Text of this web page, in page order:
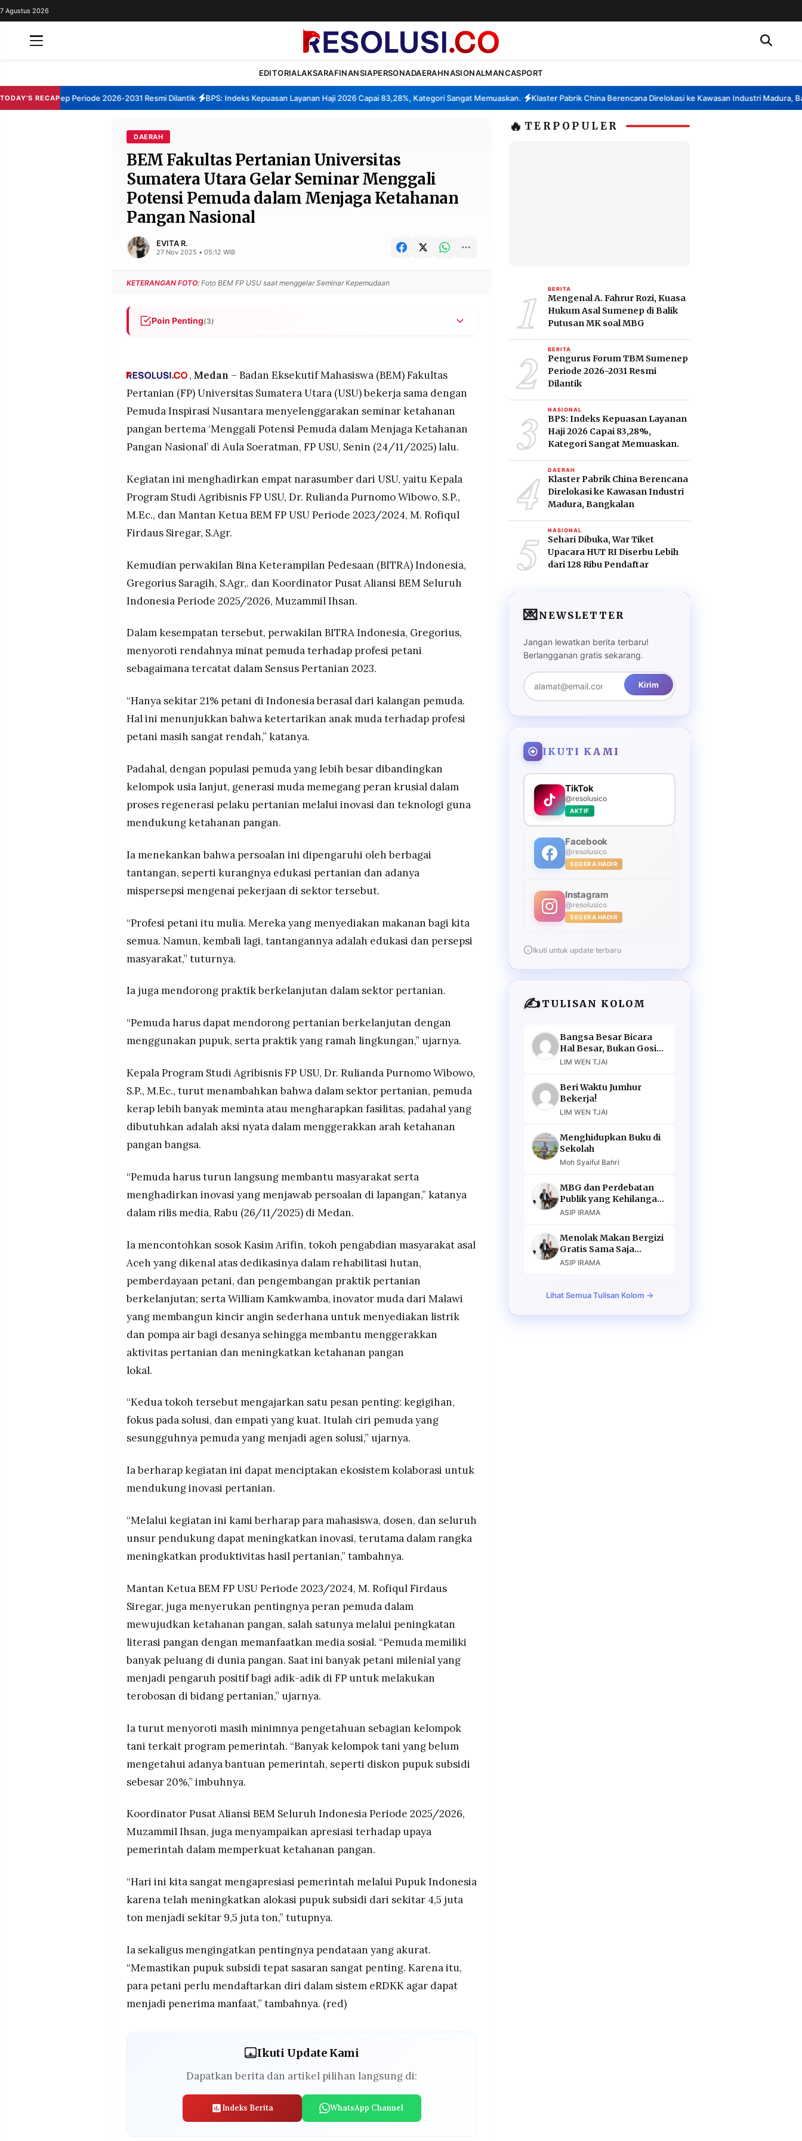
REDAKSI
7 Agustus 2026
EDITORIALAKSARAFINANSIAPERSONADAERAHNASIONALMANCASPORT
TODAY'S RECAP
Sumenep Periode 2026-2031 Resmi Dilantik• BPS: Indeks Kepuasan Layanan Haji 2026 Capai 83,28%, Kategori Sangat Memuaskan.• Klaster Pabrik China Berencana Direlokasi ke Kawasan Industri Madura,
DAERAH
BEM Fakultas Pertanian Universitas
Sumatera Utara Gelar Seminar Menggali
Potensi Pemuda dalam Menjaga Ketahanan
Pangan Nasional
EVITA R.
27 Nov 2025 • 05:12 WIB
KETERANGAN FOTO: Foto BEM FP USU saat menggelar Seminar Kepemudaan
Poin Penting(3)
regenerasi, inovasi, dan edukasi pertanian berkelanjutan.
Para pemateri menekankan aksi nyata pemuda, literasi pangan, pemanfaatan
teknologi, serta pentingnya pendataan pupuk subsidi agar tepat sasaran.
, Medan– Badan Eksekutif Mahasiswa (BEM) Fakultas
Pertanian (FP) Universitas Sumatera Utara (USU) bekerja sama dengan
Pemuda Inspirasi Nusantara menyelenggarakan seminar ketahanan
pangan bertema ‘Menggali Potensi Pemuda dalam Menjaga Ketahanan
Pangan Nasional’ di Aula Soeratman, FP USU, Senin (24/11/2025) lalu.
Kegiatan ini menghadirkan empat narasumber dari USU, yaitu Kepala
Program Studi Agribisnis FP USU, Dr. Rulianda Purnomo Wibowo, S.P.,
M.Ec., dan Mantan Ketua BEM FP USU Periode 2023/2024, M. Rofiqul
Firdaus Siregar, S.Agr.
Kemudian perwakilan Bina Keterampilan Pedesaan (BITRA) Indonesia,
Gregorius Saragih, S.Agr,. dan Koordinator Pusat Aliansi BEM Seluruh
Indonesia Periode 2025/2026, Muzammil Ihsan.
Dalam kesempatan tersebut, perwakilan BITRA Indonesia, Gregorius,
menyoroti rendahnya minat pemuda terhadap profesi petani
sebagaimana tercatat dalam Sensus Pertanian 2023.
“Hanya sekitar 21% petani di Indonesia berasal dari kalangan pemuda.
Hal ini menunjukkan bahwa ketertarikan anak muda terhadap profesi
petani masih sangat rendah,” katanya.
Padahal, dengan populasi pemuda yang lebih besar dibandingkan
kelompok usia lanjut, generasi muda memegang peran krusial dalam
proses regenerasi pelaku pertanian melalui inovasi dan teknologi guna
mendukung ketahanan pangan.
Ia menekankan bahwa persoalan ini dipengaruhi oleh berbagai
tantangan, seperti kurangnya edukasi pertanian dan adanya
mispersepsi mengenai pekerjaan di sektor tersebut.
“Profesi petani itu mulia. Mereka yang menyediakan makanan bagi kita
semua. Namun, kembali lagi, tantangannya adalah edukasi dan persepsi
masyarakat,” tuturnya.
Ia juga mendorong praktik berkelanjutan dalam sektor pertanian.
“Pemuda harus dapat mendorong pertanian berkelanjutan dengan
menggunakan pupuk, serta praktik yang ramah lingkungan,” ujarnya.
Kepala Program Studi Agribisnis FP USU, Dr. Rulianda Purnomo Wibowo,
S.P., M.Ec., turut menambahkan bahwa dalam sektor pertanian, pemuda
kerap lebih banyak meminta atau mengharapkan fasilitas, padahal yang
dibutuhkan adalah aksi nyata dalam menggerakkan arah ketahanan
pangan bangsa.
“Pemuda harus turun langsung membantu masyarakat serta
menghadirkan inovasi yang menjawab persoalan di lapangan,” katanya
dalam rilis media, Rabu (26/11/2025) di Medan.
Ia mencontohkan sosok Kasim Arifin, tokoh pengabdian masyarakat asal
Aceh yang dikenal atas dedikasinya dalam rehabilitasi hutan,
pemberdayaan petani, dan pengembangan praktik pertanian
berkelanjutan; serta William Kamkwamba, inovator muda dari Malawi
yang membangun kincir angin sederhana untuk menyediakan listrik
dan pompa air bagi desanya sehingga membantu menggerakkan
aktivitas pertanian dan meningkatkan ketahanan pangan
lokal.
“Kedua tokoh tersebut mengajarkan satu pesan penting: kegigihan,
fokus pada solusi, dan empati yang kuat. Itulah ciri pemuda yang
sesungguhnya pemuda yang menjadi agen solusi,” ujarnya.
Ia berharap kegiatan ini dapat menciptakan ekosistem kolaborasi untuk
mendukung inovasi pertanian.
“Melalui kegiatan ini kami berharap para mahasiswa, dosen, dan seluruh
unsur pendukung dapat meningkatkan inovasi, terutama dalam rangka
meningkatkan produktivitas hasil pertanian,” tambahnya.
Mantan Ketua BEM FP USU Periode 2023/2024, M. Rofiqul Firdaus
Siregar, juga menyerukan pentingnya peran pemuda dalam
mewujudkan ketahanan pangan, salah satunya melalui peningkatan
literasi pangan dengan memanfaatkan media sosial. “Pemuda memiliki
banyak peluang di dunia pangan. Saat ini banyak petani milenial yang
menjadi pengaruh positif bagi adik-adik di FP untuk melakukan
terobosan di bidang pertanian,” ujarnya.
Ia turut menyoroti masih minimnya pengetahuan sebagian kelompok
tani terkait program pemerintah. “Banyak kelompok tani yang belum
mengetahui adanya bantuan pemerintah, seperti diskon pupuk subsidi
sebesar 20%,” imbuhnya.
Koordinator Pusat Aliansi BEM Seluruh Indonesia Periode 2025/2026,
Muzammil Ihsan, juga menyampaikan apresiasi terhadap upaya
pemerintah dalam memperkuat ketahanan pangan.
“Hari ini kita sangat mengapresiasi pemerintah melalui Pupuk Indonesia
karena telah meningkatkan alokasi pupuk subsidi dari sekitar 4,5 juta
ton menjadi sekitar 9,5 juta ton,” tutupnya.
Ia sekaligus mengingatkan pentingnya pendataan yang akurat.
“Memastikan pupuk subsidi tepat sasaran sangat penting. Karena itu,
para petani perlu mendaftarkan diri dalam sistem eRDKK agar dapat
menjadi penerima manfaat,” tambahnya. (red)
Ikuti Update Kami
Dapatkan berita dan artikel pilihan langsung di:
Indeks Berita WhatsApp Channel
🔥 TERPOPULER
1 BERITA
Mengenal A. Fahrur Rozi, Kuasa
Hukum Asal Sumenep di Balik
Putusan MK soal MBG
2 BERITA
Pengurus Forum TBM Sumenep
Periode 2026-2031 Resmi
Dilantik
3 NASIONAL
BPS: Indeks Kepuasan Layanan
Haji 2026 Capai 83,28%,
Kategori Sangat Memuaskan.
4 DAERAH
Klaster Pabrik China Berencana
Direlokasi ke Kawasan Industri
Madura, Bangkalan
5 NASIONAL
Sehari Dibuka, War Tiket
Upacara HUT RI Diserbu Lebih
dari 128 Ribu Pendaftar
💌NEWSLETTER
Jangan lewatkan berita terbaru!
Berlangganan gratis sekarang.
Kirim
IKUTI KAMI
TikTok
@resolusico
AKTIF
Facebook
@resolusico
SEGERA HADIR
Instagram
@resolusico
SEGERA HADIR
Ikuti untuk update terbaru
✍️TULISAN KOLOM
Bangsa Besar Bicara
Hal Besar, Bukan Gosip
Murahan
LIM WEN TJAI
Beri Waktu Jumhur
Bekerja!
LIM WEN TJAI
Menghidupkan Buku di
Sekolah
Moh Syaiful Bahri
MBG dan Perdebatan
Publik yang Kehilangan
Argumen
ASIP IRAMA
Menolak Makan Bergizi
Gratis Sama Saja
Menolak Masa Depan
ASIP IRAMA
Lihat Semua Tulisan Kolom →